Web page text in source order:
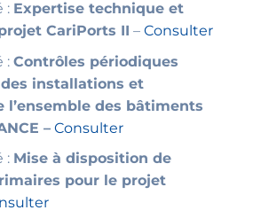
: Expertise technique et
CariPorts II – Consulter
: Contrôles périodiques
installations et
l’ensemble des bâtiments
– Consulter
: Mise à disposition de
pour le projet